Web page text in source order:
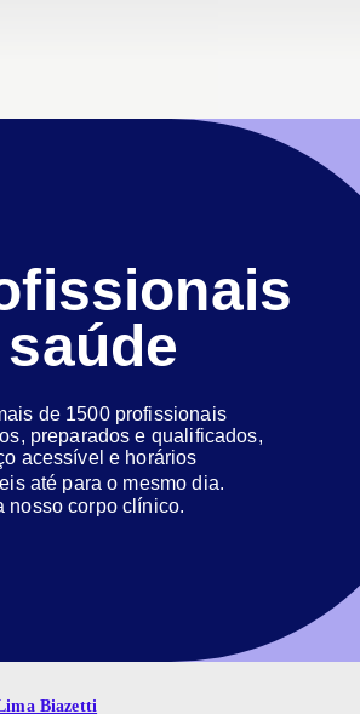
de 1500 profissionais
preparados e qualificados,
acessível e horários
até para o mesmo dia.
nosso corpo clínico.
Biazetti